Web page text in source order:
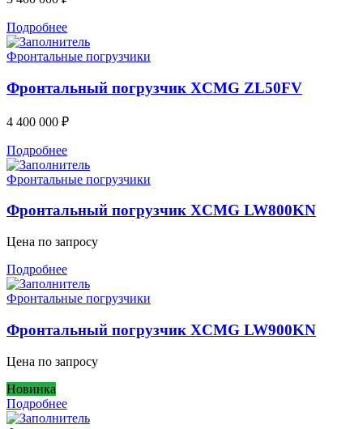
Подробнее
Фронтальные погрузчики
Фронтальный погрузчик XCMG ZL50FV
4 400 000 ₽
Подробнее
Фронтальные погрузчики
Фронтальный погрузчик XCMG LW800KN
Цена по запросу
Подробнее
Фронтальные погрузчики
Фронтальный погрузчик XCMG LW900KN
Цена по запросу
Новинка
Подробнее